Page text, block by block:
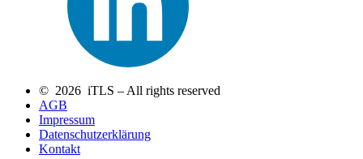
© 2026 iTLS – All rights reserved
AGB
Impressum
Datenschutzerklärung
Kontakt